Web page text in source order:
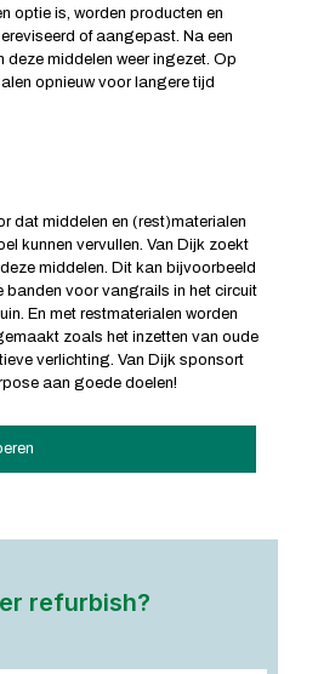
optie is, worden producten en
of aangepast. Na een
deze middelen weer ingezet. Op
opnieuw voor langere tijd
dat middelen en (rest)materialen
kunnen vervullen. Van Dijk zoekt
middelen. Dit kan bijvoorbeeld
banden voor vangrails in het circuit
En met restmaterialen worden
zoals het inzetten van oude
verlichting. Van Dijk sponsort
aan goede doelen!
refurbish?